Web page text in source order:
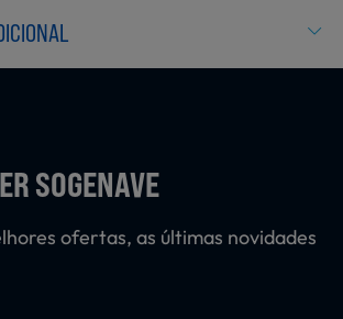
Ovos e Derivados
SOGENAVE
ofertas, as últimas novidades